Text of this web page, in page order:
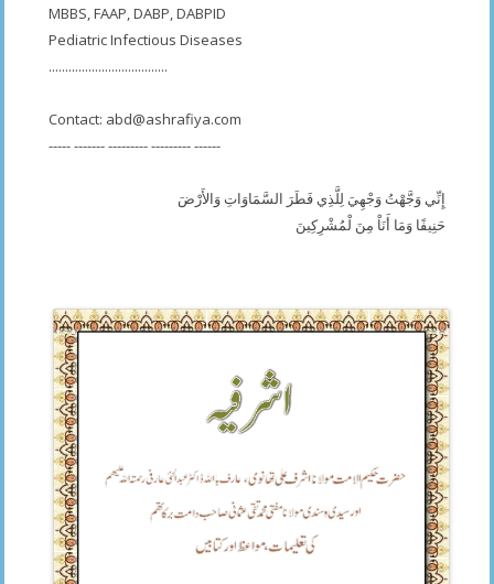
MBBS, FAAP, DABP, DABPID
Pediatric Infectious Diseases
....................................
Contact: abd@ashrafiya.com
----- ------- --------- --------- ------
إِنِّي وَجَّهْتُ وَجْهِيَ لِلَّذِي فَطَرَ السَّمَاوَاتِ وَالأَرْضَ
حَنِيفًا وَمَا أَنَاْ مِنَ لْمُشْرِكِينَ